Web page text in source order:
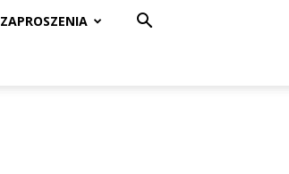
ZAPROSZENIA